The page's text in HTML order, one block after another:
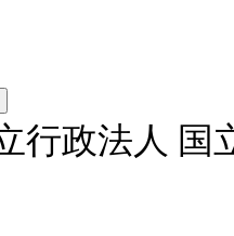
行政法人 国